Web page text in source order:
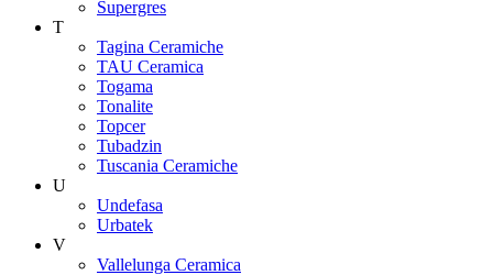
Supergres
T
Tagina Ceramiche
TAU Ceramica
Togama
Tonalite
Topcer
Tubadzin
Tuscania Ceramiche
U
Undefasa
Urbatek
V
Vallelunga Ceramica